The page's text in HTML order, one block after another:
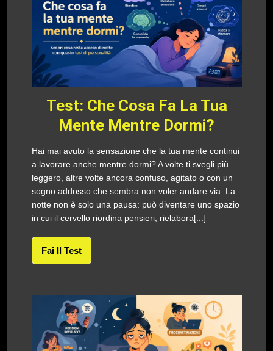
Test: Che Cosa Fa La Tua
Mente Mentre Dormi?
Hai mai avuto la sensazione che la tua mente continui
a lavorare anche mentre dormi? A volte ti svegli più
leggero, altre volte ancora confuso, agitato o con un
sogno addosso che sembra non voler andare via. La
notte non è solo una pausa: può diventare uno spazio
in cui il cervello riordina pensieri, rielabora[...]
Fai Il Test